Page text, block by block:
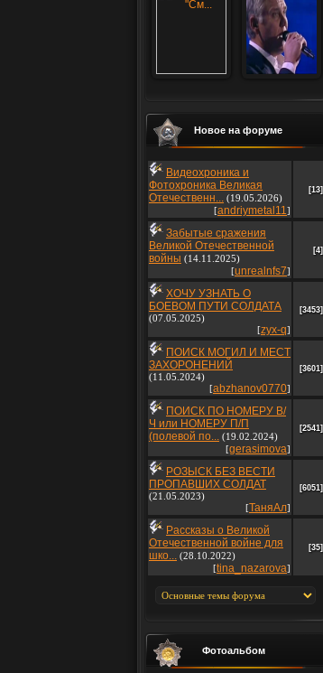
Новое на форуме
Видеохроника и
Фотохроника Великая
Отечественн... (19.05.2026)
[andriymetal11]
[13]
Забытые сражения
Великой Отечественной
войны (14.11.2025)
[unrealnfs7]
[4]
ХОЧУ УЗНАТЬ О
БОЕВОМ ПУТИ СОЛДАТА
(07.05.2025)
[zyx-q]
[3453]
ПОИСК МОГИЛ И МЕСТ
ЗАХОРОНЕНИЙ
(11.05.2024)
[abzhanov0770]
[3601]
ПОИСК ПО НОМЕРУ В/
Ч или НОМЕРУ П/П
(полевой по... (19.02.2024)
[gerasimova]
[2541]
РОЗЫСК БЕЗ ВЕСТИ
ПРОПАВШИХ СОЛДАТ
(21.05.2023)
[ТаняАл]
[6051]
Рассказы о Великой
Отечественной войне для
шко... (28.10.2022)
[tina_nazarova]
[35]
Фотоальбом